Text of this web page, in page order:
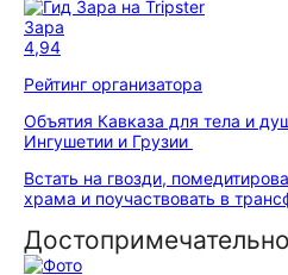
Зара
4,94
Рейтинг организатора
Объятия Кавказа для тела и
Ингушетии и Грузии
Встать на гвозди,
храма и поучаствовать в